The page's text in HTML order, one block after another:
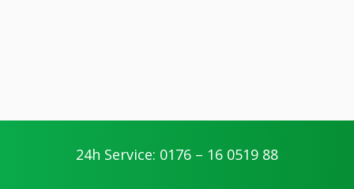
24h Service: 0176 – 16 0519 88